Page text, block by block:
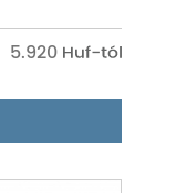
5.920